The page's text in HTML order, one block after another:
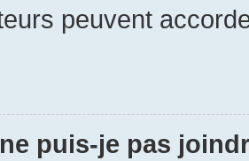
peuvent
puis-je pas